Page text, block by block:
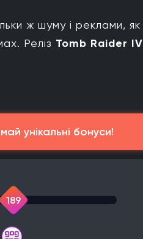
ж шуму і реклами,
Реліз Tomb Raider
унікальні бонуси!
189